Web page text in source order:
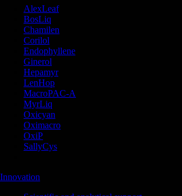
AlexLeaf
BosLiq
Chamilen
Corilol
Endophyllene
Ginerol
Hepamyr
LenHop
MacroPAC-A
MyrLiq
Oxicyan
Oximacro
OxiP
SallyCys
Innovation